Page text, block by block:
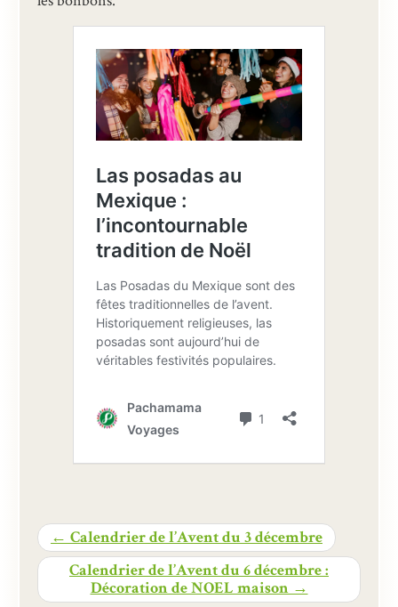
Nous contacter
← Calendrier de l’Avent du 3 décembre
Calendrier de l’Avent du 6 décembre :
Décoration de NOEL maison →